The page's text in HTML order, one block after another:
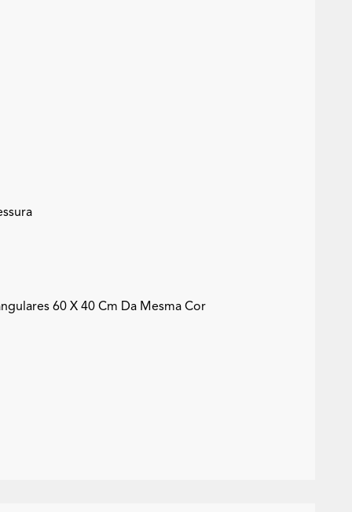
60 X 40 Cm Da Mesma Cor